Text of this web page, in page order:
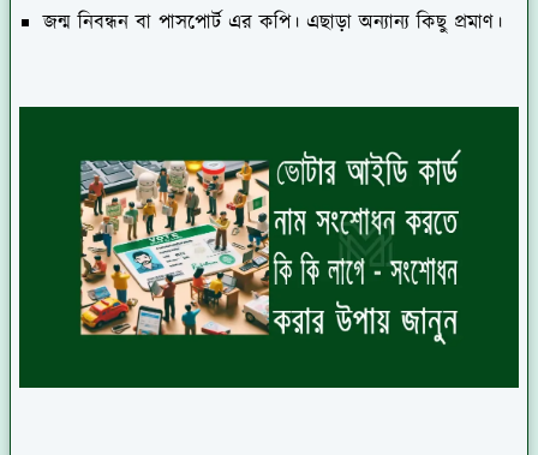
জন্ম নিবন্ধন বা পাসপোর্ট এর কপি। এছাড়া অন্যান্য কিছু প্রমাণ।